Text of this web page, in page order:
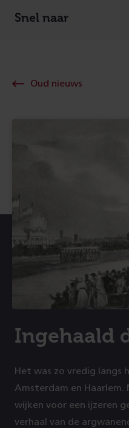
Snel naar
Oud nieuws
Ingehaald
Het was zo vredig langs
Amsterdam en
wijken voor een ijzeren
verhaal van de